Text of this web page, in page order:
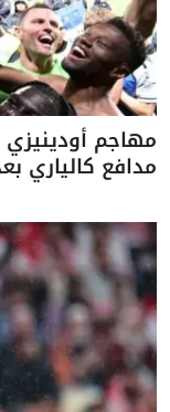
مهاجم
مدافع كالياري